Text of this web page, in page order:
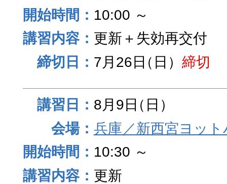
10:00 ～
更新＋失効再交付
7月26日（日） 締切
8月9日（日）
兵庫／新西宮ヨッ
10:30 ～
更新